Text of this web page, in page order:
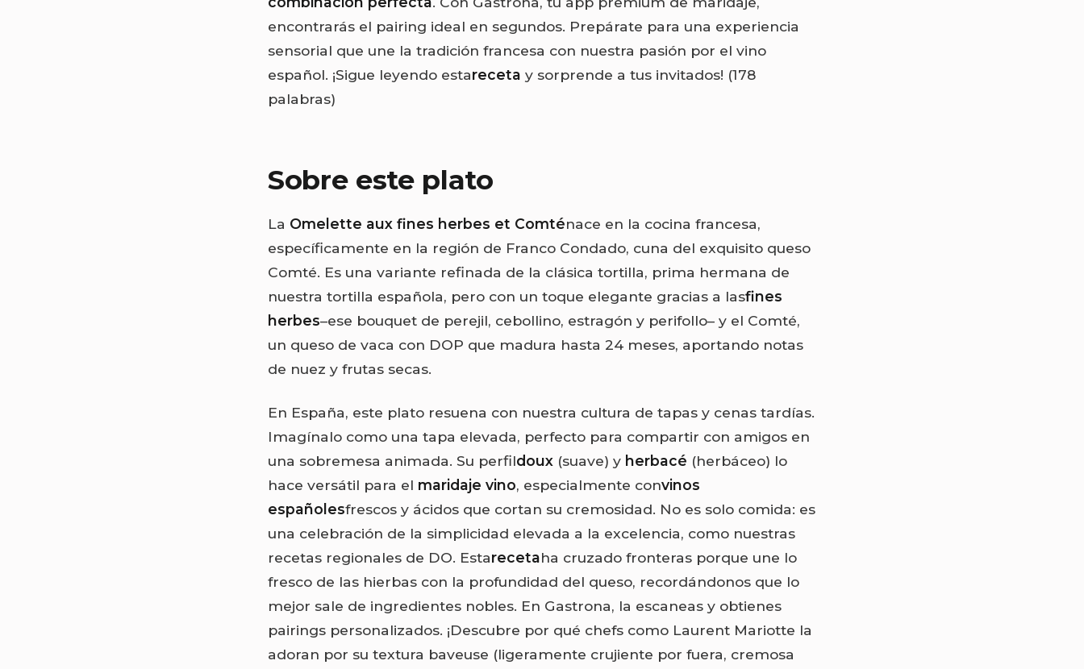
encontrarás el pairing ideal en segundos. Prepárate para una experiencia
sensorial que une la tradición francesa con nuestra pasión por el vino
español. ¡Sigue leyendo estareceta y sorprende a tus invitados! (178
palabras)
Sobre este plato
La Omelette aux fines herbes et Comténace en la cocina francesa,
específicamente en la región de Franco Condado, cuna del exquisito queso
Comté. Es una variante refinada de la clásica tortilla, prima hermana de
nuestra tortilla española, pero con un toque elegante gracias a lasfines
herbes–ese bouquet de perejil, cebollino, estragón y perifollo– y el Comté,
un queso de vaca con DOP que madura hasta 24 meses, aportando notas
de nuez y frutas secas.
En España, este plato resuena con nuestra cultura de tapas y cenas tardías.
Imagínalo como una tapa elevada, perfecto para compartir con amigos en
una sobremesa animada. Su perfildoux (suave) y herbacé (herbáceo) lo
hace versátil para el maridaje vino, especialmente convinos
españolesfrescos y ácidos que cortan su cremosidad. No es solo comida: es
una celebración de la simplicidad elevada a la excelencia, como nuestras
recetas regionales de DO. Estarecetaha cruzado fronteras porque une lo
fresco de las hierbas con la profundidad del queso, recordándonos que lo
mejor sale de ingredientes nobles. En Gastrona, la escaneas y obtienes
pairings personalizados. ¡Descubre por qué chefs como Laurent Mariotte la
adoran por su textura baveuse (ligeramente crujiente por fuera, cremosa